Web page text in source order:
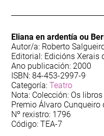
Lexislación70
Lingua104
Linguaxe administrativa
Narrativa314
Eliana en ardentía ou
Autor/a: Roberto
Editorial: Edicións Xerais
Ano publicación: 2000
ISBN: 84-453-2997-9
Categoría:Teatro
Nota: Colección: Os
Premio Álvaro Cunqueiro
Nº rexistro: 1796
Código: TEA-7